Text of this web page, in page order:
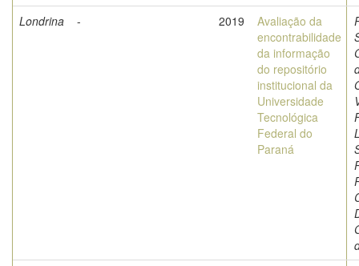
Londrina
- 2019
Avaliação da
encontrabilidade
da informação
do repositório
institucional da
Universidade
Tecnológica
Federal do
Paraná